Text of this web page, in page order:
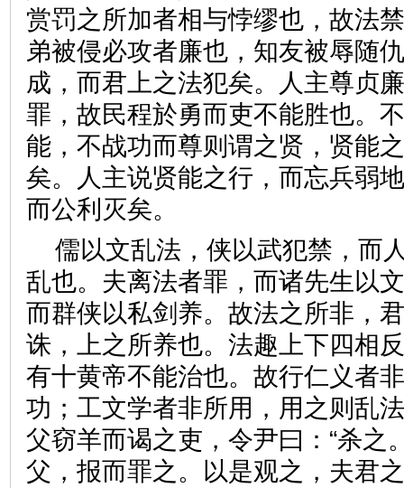
赏罚之所加者相与悖缪也，故法
弟被侵必攻者廉也，知友被辱随
成，而君上之法犯矣。人主尊贞
罪，故民程於勇而吏不能胜也。
能，不战功而尊则谓之贤，贤能
矣。人主说贤能之行，而忘兵弱
而公利灭矣。
儒以文乱法，侠以武犯禁，而
乱也。夫离法者罪，而诸先生以
而群侠以私剑养。故法之所非，
诛，上之所养也。法趣上下四相
有十黄帝不能治也。故行仁义者
功；工文学者非所用，用之则乱
父窃羊而谒之吏，令尹曰：“杀之
父，报而罪之。以是观之，夫君